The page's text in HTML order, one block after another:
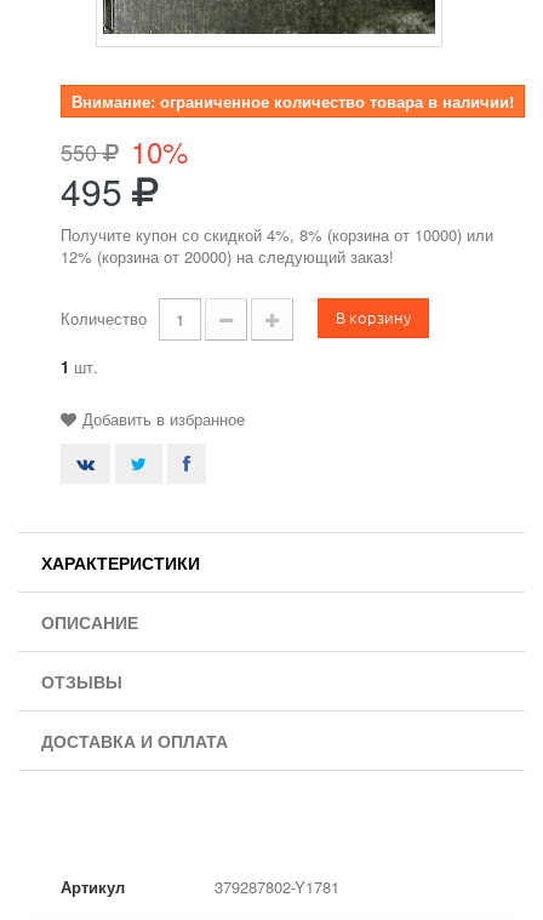
Внимание: ограниченное количество товара в наличии!
550 10%
495
Получите купон со скидкой 4%, 8% (корзина от 10000) или
12% (корзина от 20000) на следующий заказ!
Количество В корзину
1 шт.
Добавить в избранное
ХАРАКТЕРИСТИКИ
ОПИСАНИЕ
ОТЗЫВЫ
ДОСТАВКА И ОПЛАТА
Артикул 379287802-Y1781